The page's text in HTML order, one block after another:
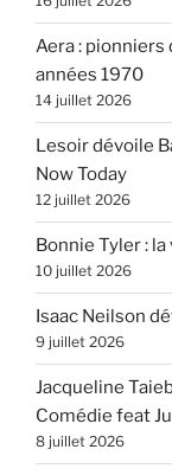
Aera :
années 1970
14 juillet 2026
Lesoir dévoile
Now Today
12 juillet 2026
Bonnie Tyler :
10 juillet 2026
Isaac Neilson
9 juillet 2026
Jacqueline
Comédie feat
8 juillet 2026